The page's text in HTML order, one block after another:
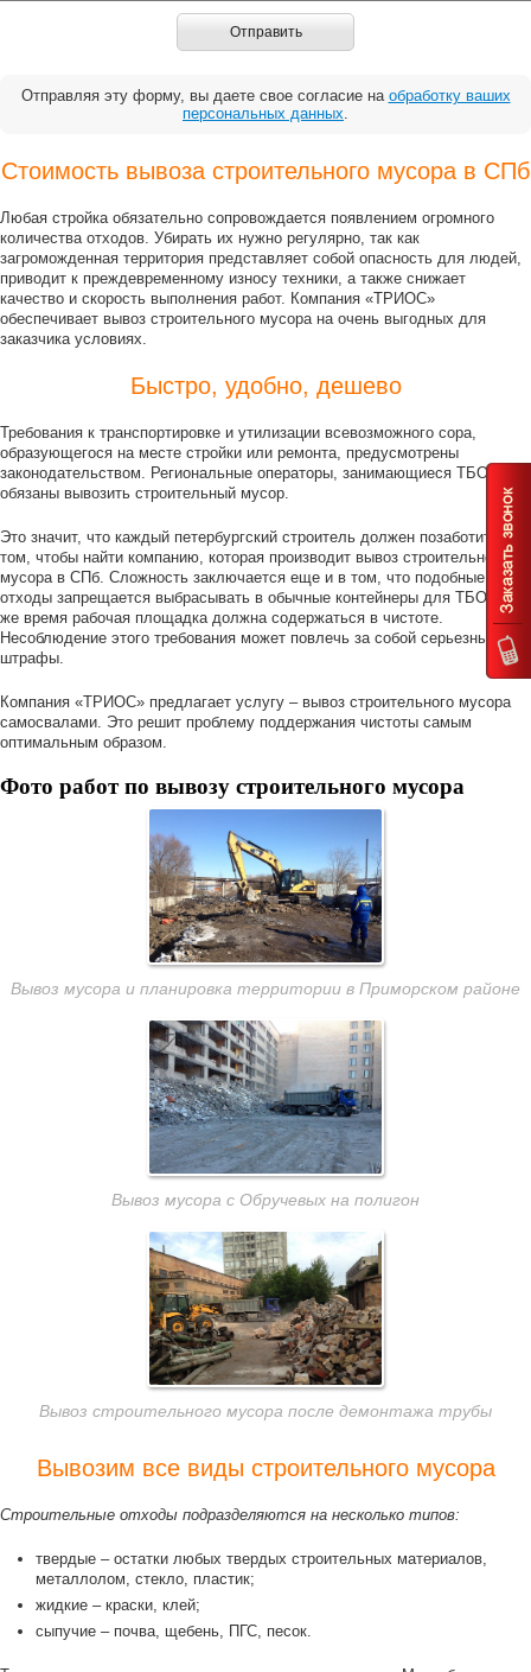
Отправить
Отправляя эту форму, вы даете свое согласие на обработку ваших
персональных данных.
Стоимость вывоза строительного мусора в СПб
Любая стройка обязательно сопровождается появлением огромного
количества отходов. Убирать их нужно регулярно, так как
загроможденная территория представляет собой опасность для людей,
приводит к преждевременному износу техники, а также снижает
качество и скорость выполнения работ. Компания «ТРИОС»
обеспечивает вывоз строительного мусора на очень выгодных для
заказчика условиях.
Быстро, удобно, дешево
Требования к транспортировке и утилизации всевозможного сора,
образующегося на месте стройки или ремонта, предусмотрены
законодательством. Региональные операторы, занимающиеся ТБО, не
обязаны вывозить строительный мусор.
Это значит, что каждый петербургский строитель должен позаботиться о
том, чтобы найти компанию, которая производит вывоз строительного
мусора в СПб. Сложность заключается еще и в том, что подобные
отходы запрещается выбрасывать в обычные контейнеры для ТБО. В то
же время рабочая площадка должна содержаться в чистоте.
Несоблюдение этого требования может повлечь за собой серьезные
штрафы.
Компания «ТРИОС» предлагает услугу – вывоз строительного мусора
самосвалами. Это решит проблему поддержания чистоты самым
оптимальным образом.
Фото работ по вывозу строительного мусора
Вывоз мусора и планировка территории в Приморском районе
Вывоз мусора с Обручевых на полигон
Вывоз строительного мусора после демонтажа трубы
Вывозим все виды строительного мусора
Строительные отходы подразделяются на несколько типов:
твердые – остатки любых твердых строительных материалов,
металлолом, стекло, пластик;
жидкие – краски, клей;
сыпучие – почва, щебень, ПГС, песок.